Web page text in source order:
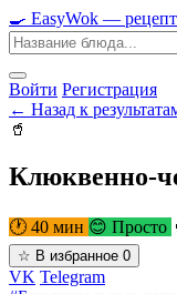
🍳 EasyWok —
Войти Регистрация
← Назад к
🥤
Клюквенно-
🕐 40 мин 😊 Просто
☆ В избранное 0
VK Telegram